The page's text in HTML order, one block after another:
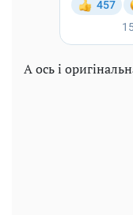
А ось і